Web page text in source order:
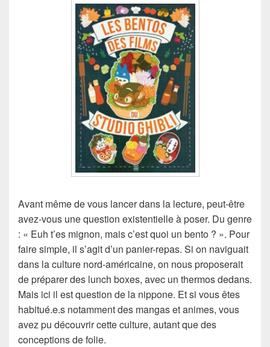
Avant même de vous lancer dans la lecture, peut-être
avez-vous une question existentielle à poser. Du genre
: « Euh t’es mignon, mais c’est quoi un bento ? ». Pour
faire simple, il s’agit d’un panier-repas. Si on naviguait
dans la culture nord-américaine, on nous proposerait
de préparer des lunch boxes, avec un thermos dedans.
Mais ici il est question de la nippone. Et si vous êtes
habitué.e.s notamment des mangas et animes, vous
avez pu découvrir cette culture, autant que des
conceptions de folie.